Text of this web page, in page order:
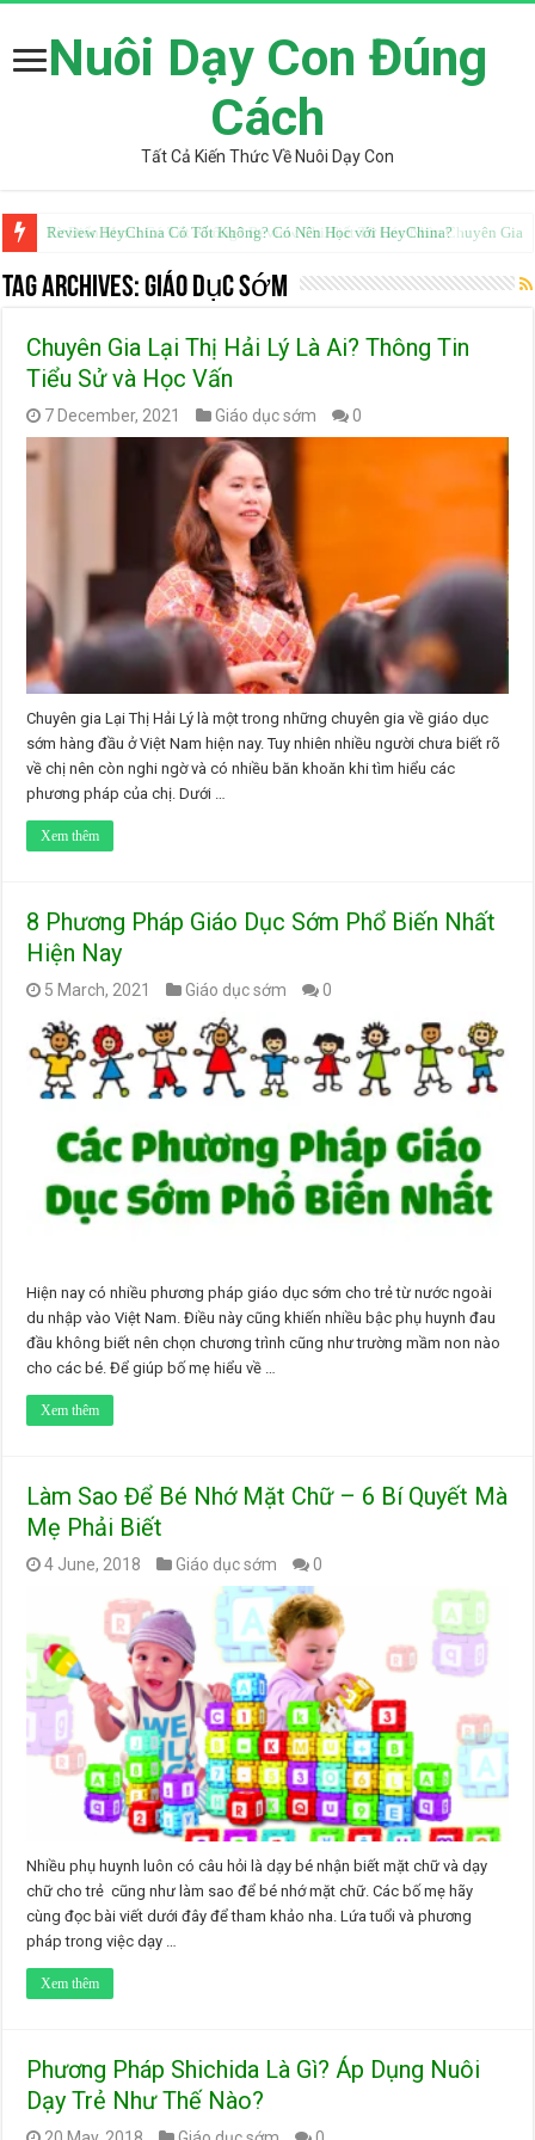
Nuôi Dạy Con Đúng
Cách
Tất Cả Kiến Thức Về Nuôi Dạy Con
Review HeyChina Có Tốt Không? Có Nên Học với HeyChina?
Từ Điển Mazii Có Tốt Không? Review Chi Tiết Từ Góc Nhìn Chuyên Gia
Tag Archives:Giáo dục sớm
Chuyên Gia Lại Thị Hải Lý Là Ai? Thông Tin
Tiểu Sử và Học Vấn
7 December, 2021 Giáo dục sớm 0
Chuyên gia Lại Thị Hải Lý là một trong những chuyên gia về giáo dục
sớm hàng đầu ở Việt Nam hiện nay. Tuy nhiên nhiều người chưa biết rõ
về chị nên còn nghi ngờ và có nhiều băn khoăn khi tìm hiểu các
phương pháp của chị. Dưới …
Xem thêm
8 Phương Pháp Giáo Dục Sớm Phổ Biến Nhất
Hiện Nay
5 March, 2021 Giáo dục sớm 0
Hiện nay có nhiều phương pháp giáo dục sớm cho trẻ từ nước ngoài
du nhập vào Việt Nam. Điều này cũng khiến nhiều bậc phụ huynh đau
đầu không biết nên chọn chương trình cũng như trường mầm non nào
cho các bé. Để giúp bố mẹ hiểu về …
Xem thêm
Làm Sao Để Bé Nhớ Mặt Chữ – 6 Bí Quyết Mà
Mẹ Phải Biết
4 June, 2018 Giáo dục sớm 0
Nhiều phụ huynh luôn có câu hỏi là dạy bé nhận biết mặt chữ và dạy
chữ cho trẻ cũng như làm sao để bé nhớ mặt chữ. Các bố mẹ hãy
cùng đọc bài viết dưới đây để tham khảo nha. Lứa tuổi và phương
pháp trong việc dạy …
Xem thêm
Phương Pháp Shichida Là Gì? Áp Dụng Nuôi
Dạy Trẻ Như Thế Nào?